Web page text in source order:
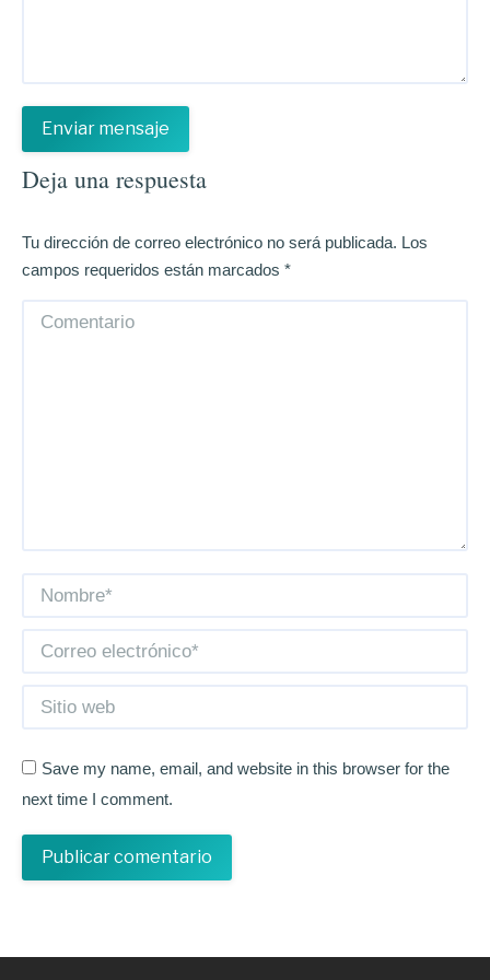
Deja una respuesta
Tu dirección de correo electrónico no será publicada. Los
campos requeridos están marcados *
Comentario
Nombre *
Correo electrónico *
Sitio web
Save my name, email, and website in this browser for the
next time I comment.
Publicar comentario